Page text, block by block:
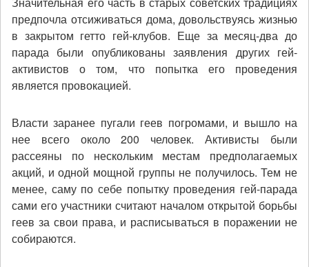
предпочла отсиживаться дома, довольствуясь жизнью
в закрытом гетто гей-клубов. Еще за месяц-два до
парада были опубликованы заявления других гей-
активистов о том, что попытка его проведения
является провокацией.
Власти заранее пугали геев погромами, и вышло на
нее всего около 200 человек. Активисты были
рассеяны по нескольким местам предполагаемых
акций, и одной мощной группы не получилось. Тем не
менее, саму по себе попытку проведения гей-парада
сами его участники считают началом открытой борьбы
геев за свои права, и расписываться в поражении не
собираются.